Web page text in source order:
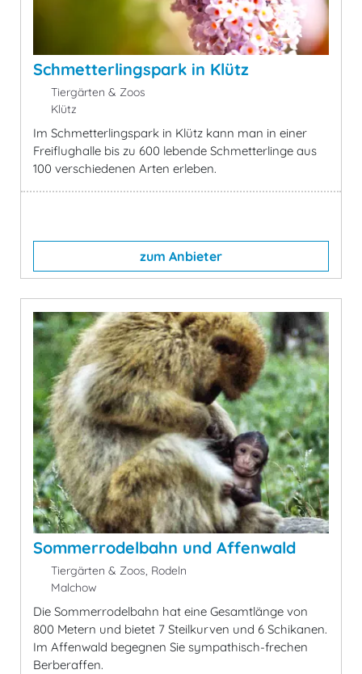
Schmetterlingspark in Klütz
Tiergärten & Zoos
Klütz
Im Schmetterlingspark in Klütz kann man in einer
Freiflughalle bis zu 600 lebende Schmetterlinge aus
100 verschiedenen Arten erleben.
zum Anbieter
Sommerrodelbahn und Affenwald
Tiergärten & Zoos, Rodeln
Malchow
Die Sommerrodelbahn hat eine Gesamtlänge von
800 Metern und bietet 7 Steilkurven und 6 Schikanen.
Im Affenwald begegnen Sie sympathisch-frechen
Berberaffen.